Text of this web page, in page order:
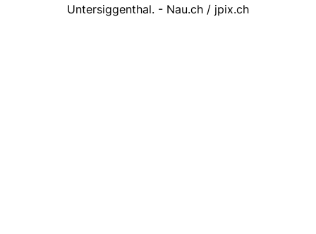
Untersiggenthal. - Nau.ch / jpix.ch